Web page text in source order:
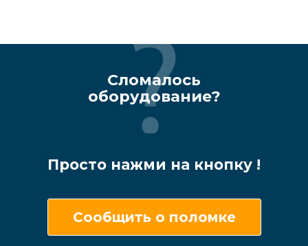
Сломалось
оборудование?
Просто нажми на кнопку !
Сообщить о поломке